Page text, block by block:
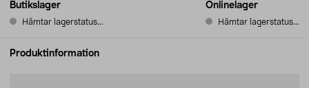
Butikslager
Hämtar lagerstatus...
Onlinelager
Hämtar lagerstatus...
Produktinformation